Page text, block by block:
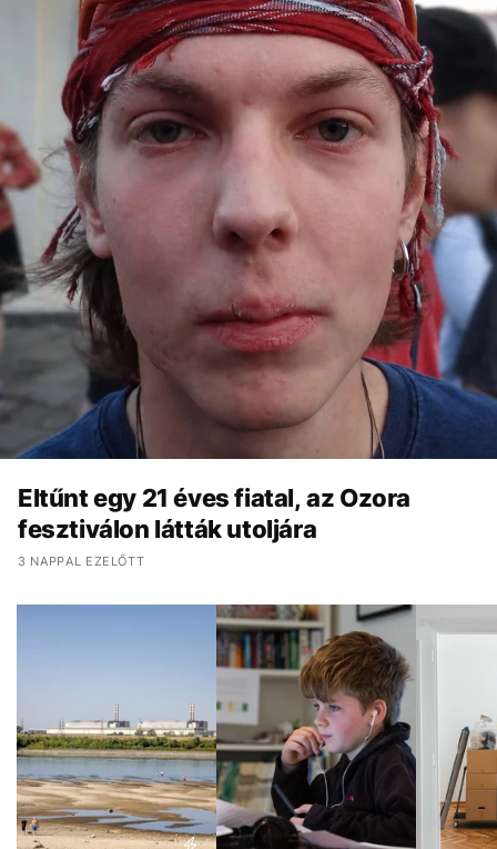
Eltűnt egy 21 éves fiatal, az Ozora
fesztiválon látták utoljára
3 NAPPAL EZELŐTT